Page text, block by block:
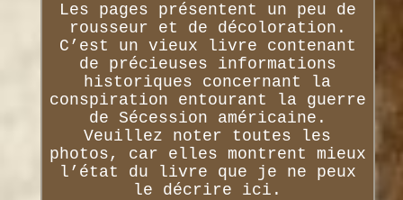
Les pages présentent un peu de
rousseur et de décoloration.
C’est un vieux livre contenant
de précieuses informations
historiques concernant la
conspiration entourant la guerre
de Sécession américaine.
Veuillez noter toutes les
photos, car elles montrent mieux
l’état du livre que je ne peux
le décrire ici.